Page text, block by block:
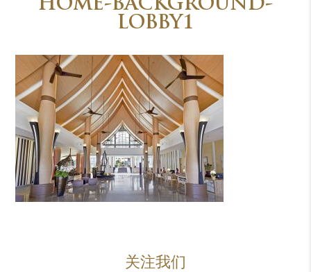
HOME-BACKGROUND-
LOBBY1
关注我们